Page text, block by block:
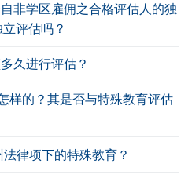
非学区雇佣之合格评估人的独
评估吗？
久进行评估？
样的？其是否与特殊教育评估
律项下的特殊教育？